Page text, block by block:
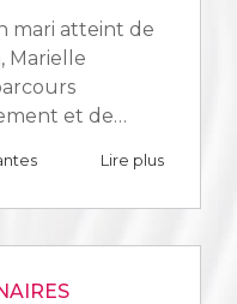
mari atteint de
Marielle
et de…
Lire plus